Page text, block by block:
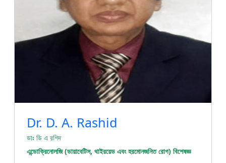
Dr. D. A. Rashid
ডাঃ ডি এ রশিদ
এন্ডোক্রিনোলজি (ডায়াবেটিস, থাইরয়েড এবং হরমোনজনিত রোগ) বিশেষজ্ঞ